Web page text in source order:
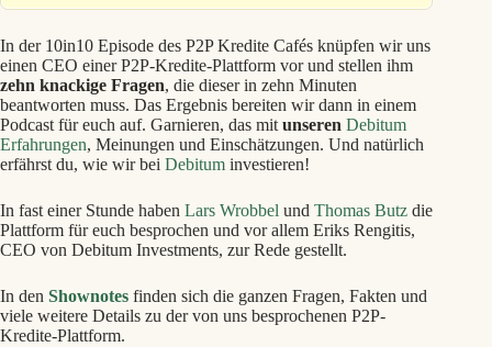
In der 10in10 Episode des P2P Kredite Cafés knüpfen wir uns
einen CEO einer P2P-Kredite-Plattform vor und stellen ihm
zehn knackige Fragen, die dieser in zehn Minuten
beantworten muss. Das Ergebnis bereiten wir dann in einem
Podcast für euch auf. Garnieren, das mit unseren Debitum
Erfahrungen, Meinungen und Einschätzungen. Und natürlich
erfährst du, wie wir bei Debitum investieren!
In fast einer Stunde haben Lars Wrobbel und Thomas Butz die
Plattform für euch besprochen und vor allem Eriks Rengitis,
CEO von Debitum Investments, zur Rede gestellt.
In den Shownotes finden sich die ganzen Fragen, Fakten und
viele weitere Details zu der von uns besprochenen P2P-
Kredite-Plattform.